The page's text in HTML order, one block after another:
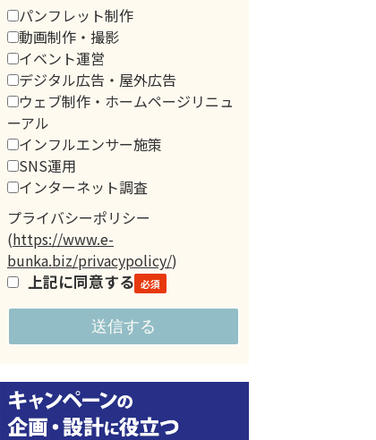
パンフレット制作
動画制作・撮影
イベント運営
デジタル広告・屋外広告
ウェブ制作・ホームページリニュ
ーアル
インフルエンサー施策
SNS運用
インターネット調査
プライバシーポリシー
(https://www.e-
bunka.biz/privacypolicy/)
上記に同意する